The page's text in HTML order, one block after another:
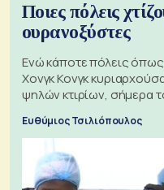
Ποιες πόλεις
ουρανοξύστες
Ενώ κάποτε πόλεις όπως
Χονγκ Κονγκ
ψηλών κτιρίων, σήμερα
Ευθύμιος Τσιλιόπουλος